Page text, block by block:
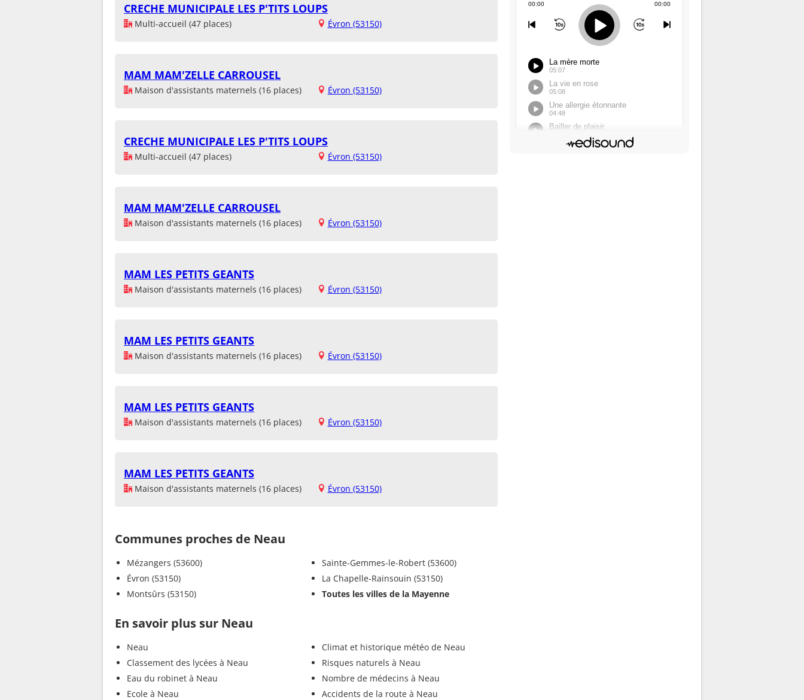
CRECHE MUNICIPALE LES P'TITS LOUPS
Multi-accueil (47 places) Évron (53150)
MAM MAM'ZELLE CARROUSEL
Maison d'assistants maternels (16 places) Évron (53150)
CRECHE MUNICIPALE LES P'TITS LOUPS
Multi-accueil (47 places) Évron (53150)
MAM MAM'ZELLE CARROUSEL
Maison d'assistants maternels (16 places) Évron (53150)
MAM LES PETITS GEANTS
Maison d'assistants maternels (16 places) Évron (53150)
MAM LES PETITS GEANTS
Maison d'assistants maternels (16 places) Évron (53150)
MAM LES PETITS GEANTS
Maison d'assistants maternels (16 places) Évron (53150)
MAM LES PETITS GEANTS
Maison d'assistants maternels (16 places) Évron (53150)
Communes proches de Neau
Mézangers (53600)
Évron (53150)
Montsûrs (53150)
Sainte-Gemmes-le-Robert (53600)
La Chapelle-Rainsouin (53150)
Toutes les villes de la Mayenne
En savoir plus sur Neau
Neau
Classement des lycées à Neau
Eau du robinet à Neau
Ecole à Neau
Climat et historique météo de Neau
Risques naturels à Neau
Nombre de médecins à Neau
Accidents de la route à Neau